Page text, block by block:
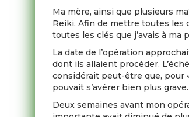
Ma mère, ainsi que plusieurs
Reiki. Afin de mettre toutes les
toutes les clés que j’avais à ma
La date de l’opération
dont ils allaient procéder.
considérait peut-être que, pour
pouvait s’avérer bien plus grave.
Deux semaines avant mon